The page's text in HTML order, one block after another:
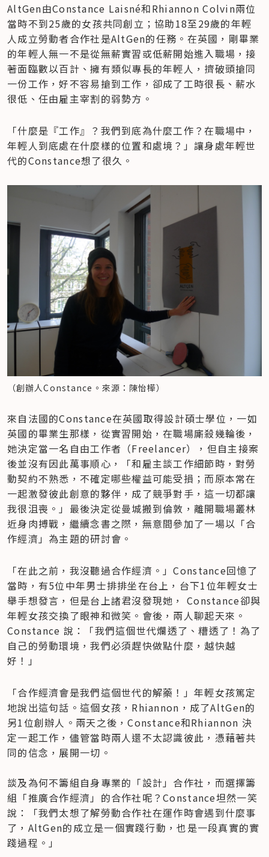
AltGen由Constance Laisné和Rhiannon Colvin兩位
當時不到25歲的女孩共同創立；協助18至29歲的年輕
人成立勞動者合作社是AltGen的任務。在英國，剛畢業
的年輕人無一不是從無薪實習或低薪開始進入職場，接
著面臨數以百計、擁有類似專長的年輕人，擠破頭搶同
一份工作，好不容易搶到工作，卻成了工時很長、薪水
很低、任由雇主宰割的弱勢方。
「什麼是『工作』？我們到底為什麼工作？在職場中，
年輕人到底處在什麼樣的位置和處境？」讓身處年輕世
代的Constance想了很久。
（創辦人Constance。來源：陳怡樺）
來自法國的Constance在英國取得設計碩士學位，一如
英國的畢業生那樣，從實習開始，在職場廝殺幾輪後，
她決定當一名自由工作者（Freelancer），但自主接案
後並沒有因此萬事順心，「和雇主談工作細節時，對勞
動契約不熟悉，不確定哪些權益可能受損；而原本常在
一起激發彼此創意的夥伴，成了競爭對手，這一切都讓
我很沮喪。」最後決定從曼城搬到倫敦，離開職場叢林
近身肉搏戰，繼續念書之際，無意間參加了一場以「合
作經濟」為主題的研討會。
「在此之前，我沒聽過合作經濟。」Constance回憶了
當時，有5位中年男士排排坐在台上，台下1位年輕女士
舉手想發言，但是台上諸君沒發現她， Constance卻與
年輕女孩交換了眼神和微笑。會後，兩人聊起天來。
Constance 說：「我們這個世代爛透了、糟透了！為了
自己的勞動環境，我們必須趕快做點什麼，越快越
好！」
「合作經濟會是我們這個世代的解藥！」年輕女孩篤定
地說出這句話。這個女孩，Rhiannon，成了AltGen的
另1位創辦人。兩天之後，Constance和Rhiannon 決
定一起工作，儘管當時兩人還不太認識彼此，憑藉著共
同的信念，展開一切。
談及為何不籌組自身專業的「設計」合作社，而選擇籌
組「推廣合作經濟」的合作社呢？Constance坦然一笑
說：「我們太想了解勞動合作社在運作時會遇到什麼事
了，AltGen的成立是一個實踐行動，也是一段真實的實
踐過程。」